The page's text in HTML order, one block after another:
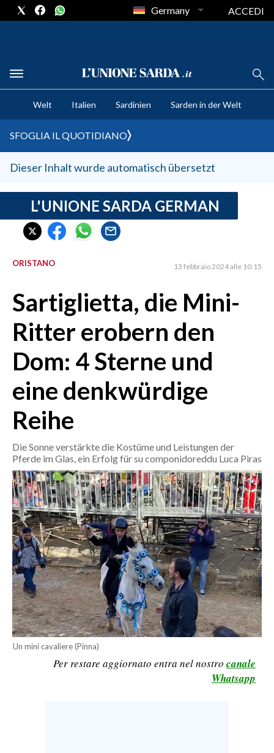
CRONACA SARDEGNA
CAGLIARI
SULCIS IGLESIENTE
MEDIO CAMPIDANO
SASSARI E PROVINCIA
GALLURA
NUORO E PROVINCIA
CRONACA
ITALIA
MONDO
POLITICA
ECONOMIA
SERVIZI ALLE IMPRESE
LAVORO
SPORT IN SARDEGNA
SPORT
RISULTATI E CLASSIFICHE
CALCIO
CALCIO REGIONALE
BASKET
VOLLEY
MOTORI
Germany ACCEDI
Welt Italien Sardinien Sarden in der Welt
SFOGLIA IL QUOTIDIANO
Dieser Inhalt wurde automatisch übersetzt
L'UNIONE SARDA GERMAN
ORISTANO 13 febbraio 2024 alle 10:15
Sartiglietta, die Mini-
Ritter erobern den
Dom: 4 Sterne und
eine denkwürdige
Reihe
Die Sonne verstärkte die Kostüme und Leistungen der
Pferde im Glas, ein Erfolg für su componidoreddu Luca Piras
Un mini cavaliere (Pinna)
Per restare aggiornato entra nel nostro canale
Whatsapp